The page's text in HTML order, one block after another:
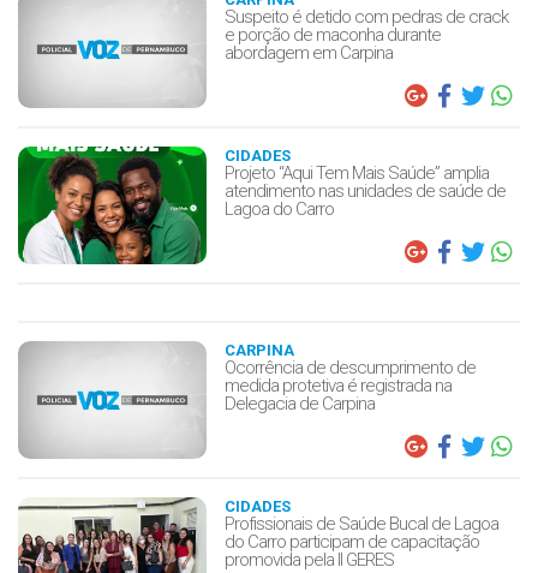
Suspeito é detido com pedras de crack
e porção de maconha durante
abordagem em Carpina
CIDADES
Projeto “Aqui Tem Mais Saúde” amplia
atendimento nas unidades de saúde de
Lagoa do Carro
CARPINA
Ocorrência de descumprimento de
medida protetiva é registrada na
Delegacia de Carpina
CIDADES
Profissionais de Saúde Bucal de Lagoa
do Carro participam de capacitação
promovida pela II GERES